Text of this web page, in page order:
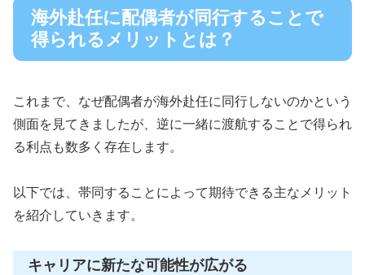
海外赴任に配偶者が同行することで
得られるメリットとは？
これまで、なぜ配偶者が海外赴任に同行しないのかという
側面を見てきましたが、逆に一緒に渡航することで得られ
る利点も数多く存在します。
以下では、帯同することによって期待できる主なメリット
を紹介していきます。
キャリアに新たな可能性が広がる